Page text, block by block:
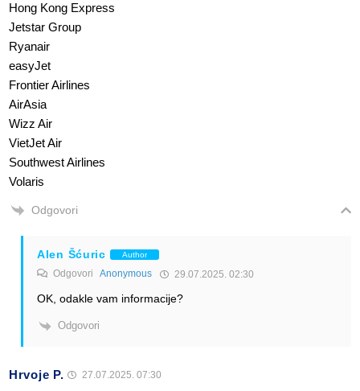
Hong Kong Express
Jetstar Group
Ryanair
easyJet
Frontier Airlines
AirAsia
Wizz Air
VietJet Air
Southwest Airlines
Volaris
Odgovori
Alen Šćuric Author
Odgovori Anonymous 29.07.2025. 02:30
OK, odakle vam informacije?
Odgovori
Hrvoje P. 27.07.2025. 07:30